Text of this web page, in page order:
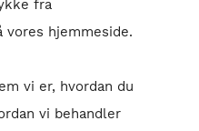
fra
vores hjemmeside.
vi er, hvordan du
vi behandler